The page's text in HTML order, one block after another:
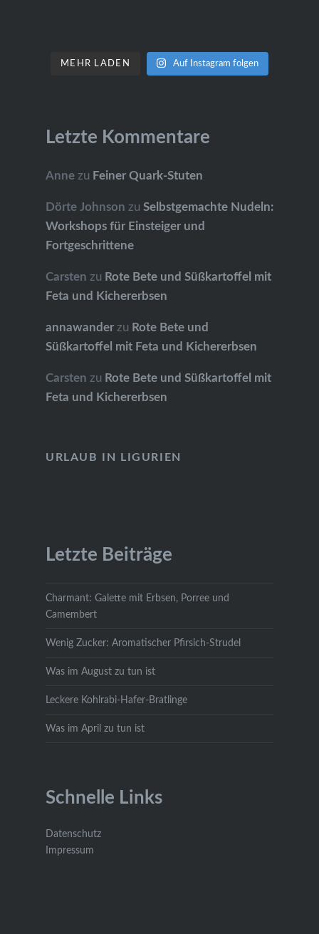
MEHR LADEN Auf Instagram folgen
Letzte Kommentare
Annezu Feiner Quark-Stuten
Dörte Johnson zu Selbstgemachte Nudeln:
Workshops für Einsteiger und
Fortgeschrittene
Carsten zu Rote Bete und Süßkartoffel mit
Feta und Kichererbsen
annawanderzu Rote Bete und
Süßkartoffel mit Feta und Kichererbsen
Carsten zu Rote Bete und Süßkartoffel mit
Feta und Kichererbsen
URLAUB IN LIGURIEN
Letzte Beiträge
Charmant: Galette mit Erbsen, Porree und
Camembert
Wenig Zucker: Aromatischer Pfirsich-Strudel
Was im August zu tun ist
Leckere Kohlrabi-Hafer-Bratlinge
Was im April zu tun ist
Schnelle Links
Datenschutz
Impressum